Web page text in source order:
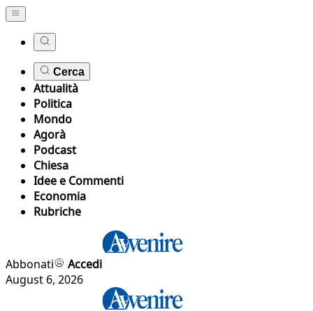
Cerca
Attualità
Politica
Mondo
Agorà
Podcast
Chiesa
Idee e Commenti
Economia
Rubriche
Abbonati
Accedi
August 6, 2026